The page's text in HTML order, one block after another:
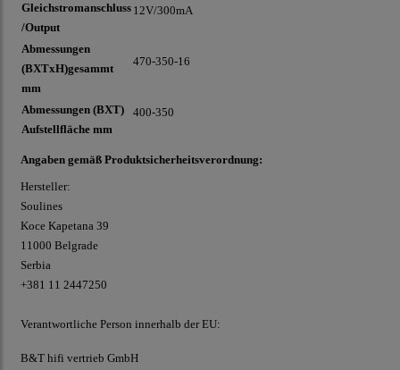
Gleichstromanschluss
/Output
12V/300mA
Abmessungen
(BXTxH)gesammt
mm
470-350-16
Abmessungen (BXT)
Aufstellfläche mm
400-350
Angaben gemäß Produktsicherheitsverordnung:
Hersteller:
Soulines
Koce Kapetana 39
11000 Belgrade
Serbia
+381 11 2447250
Verantwortliche Person innerhalb der EU:
B&T hifi vertrieb GmbH